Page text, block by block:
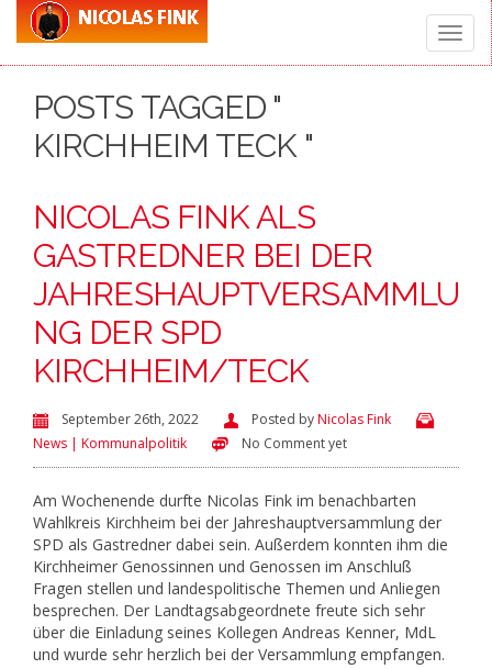
Toggle
POSTS TAGGED "
KIRCHHEIM TECK "
NICOLAS FINK ALS
GASTREDNER BEI DER
JAHRESHAUPTVERSAMMLU
NG DER SPD
KIRCHHEIM/TECK
September 26th, 2022 Posted byNicolas Fink
News | Kommunalpolitik
No Comment yet
Am Wochenende durfte Nicolas Fink im benachbarten
Wahlkreis Kirchheim bei der Jahreshauptversammlung der
SPD als Gastredner dabei sein. Außerdem konnten ihm die
Kirchheimer Genossinnen und Genossen im Anschluß
Fragen stellen und landespolitische Themen und Anliegen
besprechen. Der Landtagsabgeordnete freute sich sehr
über die Einladung seines Kollegen Andreas Kenner, MdL
und wurde sehr herzlich bei der Versammlung empfangen.